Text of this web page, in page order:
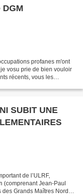
profanes m'ont
vosu prie de bien vouloir
récents, vous les
SUBIT UNE
de l’ULRF,
(comprenant Jean-Paul
Grands Maîtres Nord-